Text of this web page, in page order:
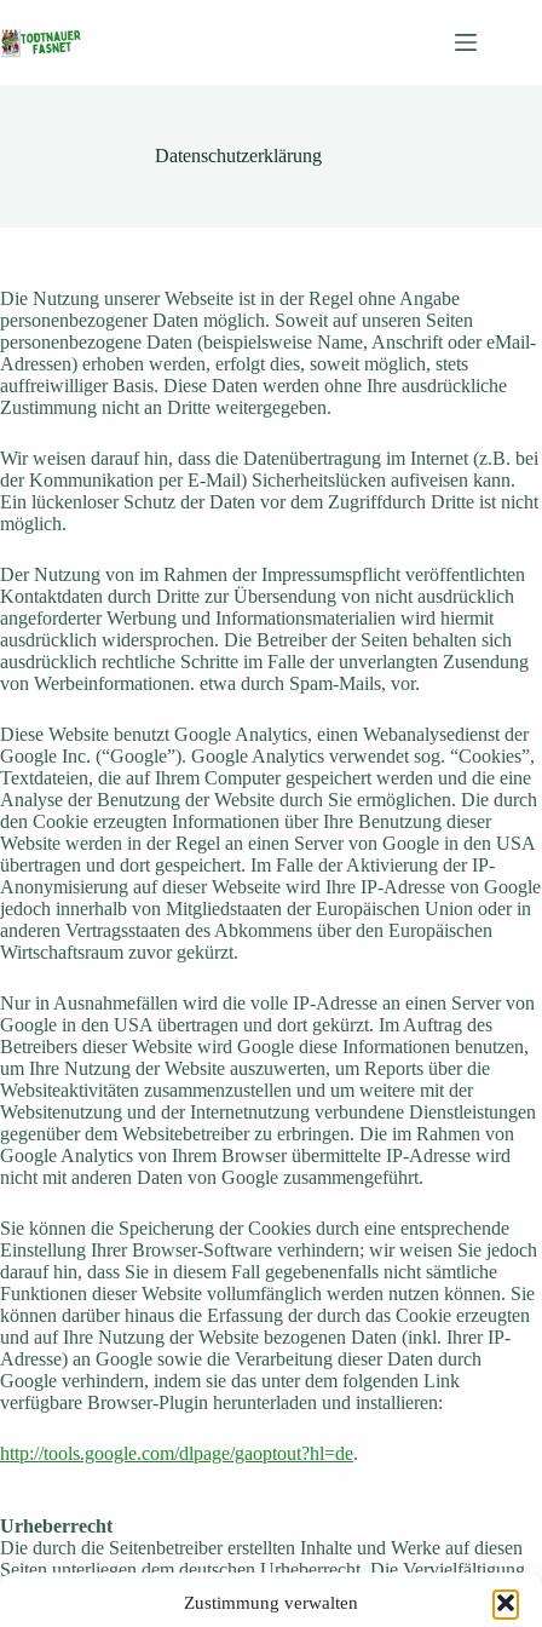
Zustimmung verwalten
Inhalt
springen
Datenschutzerklärung
Die Nutzung unserer Webseite ist in der Regel ohne Angabe
personenbezogener Daten möglich. Soweit auf unseren Seiten
personenbezogene Daten (beispielsweise Name, Anschrift oder eMail-
Adressen) erhoben werden, erfolgt dies, soweit möglich, stets
auffreiwilliger Basis. Diese Daten werden ohne Ihre ausdrückliche
Zustimmung nicht an Dritte weitergegeben.
Wir weisen darauf hin, dass die Datenübertragung im Internet (z.B. bei
der Kommunikation per E-Mail) Sicherheitslücken aufiveisen kann.
Ein lückenloser Schutz der Daten vor dem Zugriffdurch Dritte ist nicht
möglich.
Der Nutzung von im Rahmen der Impressumspflicht veröffentlichten
Kontaktdaten durch Dritte zur Übersendung von nicht ausdrücklich
angeforderter Werbung und Informationsmaterialien wird hiermit
ausdrücklich widersprochen. Die Betreiber der Seiten behalten sich
ausdrücklich rechtliche Schritte im Falle der unverlangten Zusendung
von Werbeinformationen. etwa durch Spam-Mails, vor.
Diese Website benutzt Google Analytics, einen Webanalysedienst der
Google Inc. (“Google”). Google Analytics verwendet sog. “Cookies”,
Textdateien, die auf Ihrem Computer gespeichert werden und die eine
Analyse der Benutzung der Website durch Sie ermöglichen. Die durch
den Cookie erzeugten Informationen über Ihre Benutzung dieser
Website werden in der Regel an einen Server von Google in den USA
übertragen und dort gespeichert. Im Falle der Aktivierung der IP-
Anonymisierung auf dieser Webseite wird Ihre IP-Adresse von Google
jedoch innerhalb von Mitgliedstaaten der Europäischen Union oder in
anderen Vertragsstaaten des Abkommens über den Europäischen
Wirtschaftsraum zuvor gekürzt.
Nur in Ausnahmefällen wird die volle IP-Adresse an einen Server von
Google in den USA übertragen und dort gekürzt. Im Auftrag des
Betreibers dieser Website wird Google diese Informationen benutzen,
um Ihre Nutzung der Website auszuwerten, um Reports über die
Websiteaktivitäten zusammenzustellen und um weitere mit der
Websitenutzung und der Internetnutzung verbundene Dienstleistungen
gegenüber dem Websitebetreiber zu erbringen. Die im Rahmen von
Google Analytics von Ihrem Browser übermittelte IP-Adresse wird
nicht mit anderen Daten von Google zusammengeführt.
Sie können die Speicherung der Cookies durch eine entsprechende
Einstellung Ihrer Browser-Software verhindern; wir weisen Sie jedoch
darauf hin, dass Sie in diesem Fall gegebenenfalls nicht sämtliche
Funktionen dieser Website vollumfänglich werden nutzen können. Sie
können darüber hinaus die Erfassung der durch das Cookie erzeugten
und auf Ihre Nutzung der Website bezogenen Daten (inkl. Ihrer IP-
Adresse) an Google sowie die Verarbeitung dieser Daten durch
Google verhindern, indem sie das unter dem folgenden Link
verfügbare Browser-Plugin herunterladen und installieren:
http://tools.google.com/dlpage/gaoptout?hl=de.
Urheberrecht
Die durch die Seitenbetreiber erstellten Inhalte und Werke auf diesen
Seiten unterliegen dem deutschen Urheberrecht. Die Vervielfältigung,
Bearbeitung, Verbreitung und jede Art der Verwertung außerhalb der
Grenzen des Urheberrechtes bedürfen der schriftlichen Zustimmung